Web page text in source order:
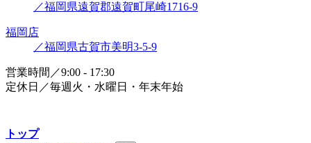
／福岡県遠賀郡遠賀町尾崎1716-9
福岡店
／福岡県古賀市美明3-5-9
営業時間／9:00 - 17:30
定休日／毎週火・水曜日・年末年始
トップ